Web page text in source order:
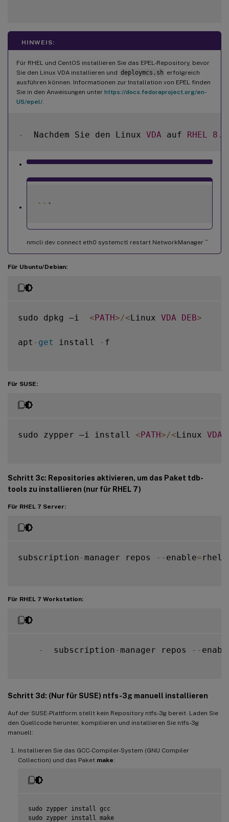
HINWEIS:
Für RHEL und CentOS installieren Sie das EPEL-Repository, bevor
Sie den Linux VDA installieren und deploymcs.sh erfolgreich
ausführen können. Informationen zur Installation von EPEL finden
Sie in den Anweisungen unter https://docs.fedoraproject.org/en-
US/epel/.
-
  Nachdem Sie den Linux
VDA auf RHEL 8 .
` `
nmcli dev connect eth0 systemctl restart NetworkManager ```
Für Ubuntu/Debian:
sudo dpkg –i <PATH>/<Linux VDA DEB>
apt - get install - f
Für SUSE:
sudo zypper –i install <PATH>/<Linux VDA
Schritt 3c: Repositories aktivieren, um das Paket tdb-
tools zu installieren (nur für RHEL 7)
Für RHEL 7 Server:
subscription - manager repos -- enable= rhel
Für RHEL 7 Workstation:
-
  subscription
- manager repos --
Schritt 3d: (Nur für SUSE) ntfs-3g manuell installieren
Auf der SUSE-Plattform stellt kein Repository ntfs-3g bereit. Laden Sie
den Quellcode herunter, kompilieren und installieren Sie ntfs-3g
manuell:
Installieren Sie das GCC-Compiler-System (GNU Compiler
Collection) und das Paket make:
sudo zypper install gcc
sudo zypper install make